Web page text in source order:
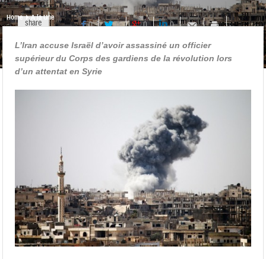
share 0 0 0 0
Home A la Une
L’Iran accuse Israël d’avoir assassiné un officier
supérieur du Corps des gardiens de la révolution lors
d’un attentat en Syrie